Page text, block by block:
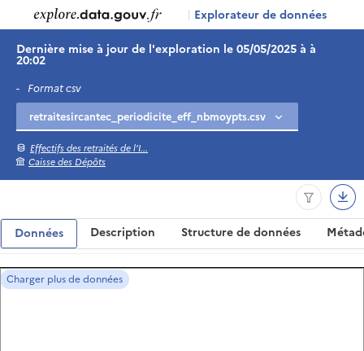
| Explorateur de données
Dernière mise à jour de l'exploration le 05/05/2025 à à
20:02
- Format csv
Effectifs des retraités de l’I...
Caisse des Dépôts
Données Description Structure de données
Charger plus de données